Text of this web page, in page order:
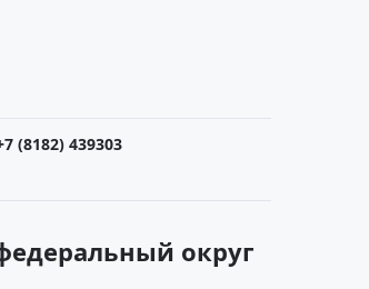
(8182) 439303
округ